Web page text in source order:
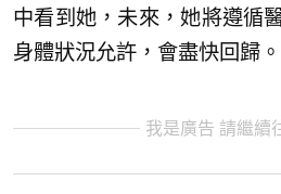
中看到她，未來，她將遵循
身體狀況允許，會盡快回歸。
我是廣告 請繼續